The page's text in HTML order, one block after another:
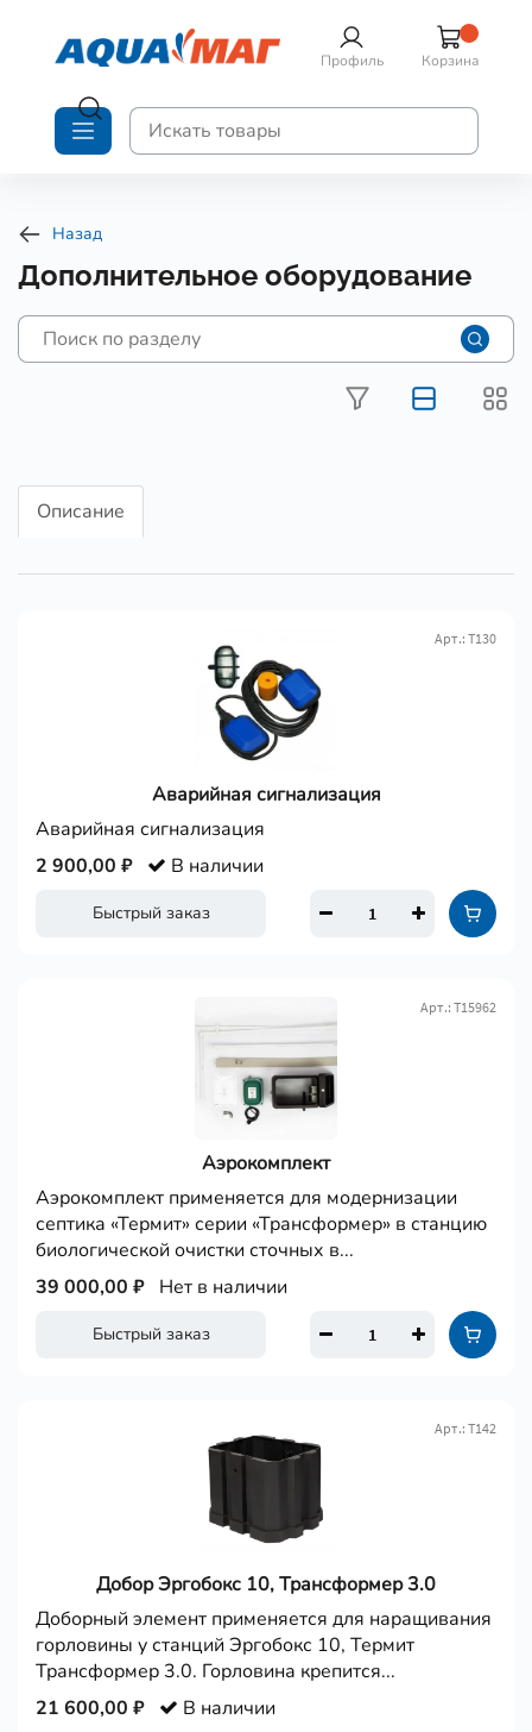
Профиль Корзина
Назад
Дополнительное оборудование
Описание
Аварийная сигнализация
Арт.: Т130
Аварийная сигнализация
Быстрый заказ
2 900,00 ₽ В наличии
Аэрокомплект
Арт.: Т15962
Аэрокомплект применяется для модернизации
септика «Термит» серии «Трансформер» в станцию
биологической очистки сточных в...
Быстрый заказ
39 000,00 ₽ Нет в наличии
Добор Эргобокс 10, Трансформер 3.0
Арт.: Т142
Доборный элемент применяется для наращивания
горловины у станций Эргобокс 10, Термит
Трансформер 3.0. Горловина крепится...
21 600,00 ₽ В наличии